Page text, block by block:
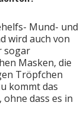
Mund- und
wird auch von
sogar
Masken, die
Tröpfchen
kommt das
dass es in